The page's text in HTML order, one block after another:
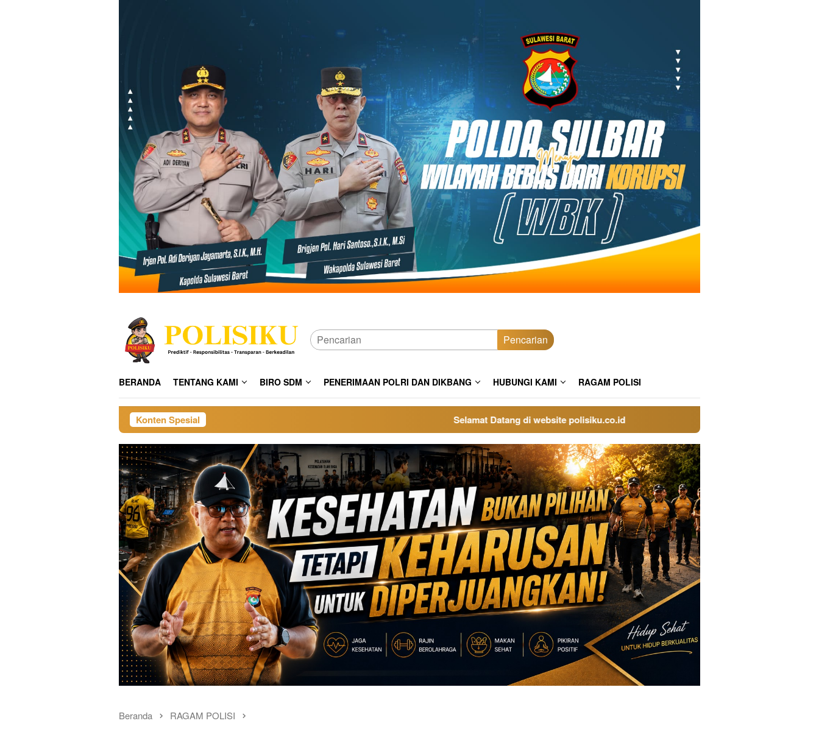
Pencarian
BERANDA TENTANG KAMI BIRO SDM PENERIMAAN POLRI DAN DIKBANG HUBUNGI KAMI RAGAM POLISI
Konten Spesial Selamat Datang di website polisiku.co.id
Beranda RAGAM POLISI